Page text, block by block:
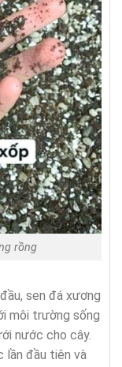
rồng
sen đá xương
môi trường sống
nước cho cây.
lần đầu tiên và